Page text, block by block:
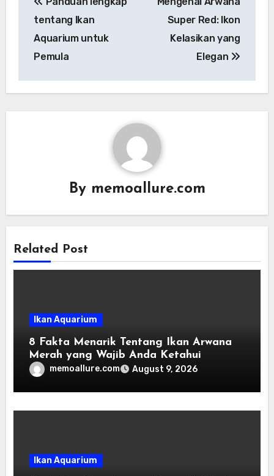
navigation
tentang Ikan
Aquarium untuk
Pemula
Super Red: Ikon
Kelasikan yang
Elegan
By memoallure.com
Related Post
Ikan Aquarium
8 Fakta Menarik Tentang Ikan Arwana
Merah yang Wajib Anda Ketahui
memoallure.com August 9, 2026
Ikan Aquarium